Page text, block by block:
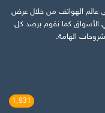
عالم الهواتف من خلال عرض
الأسواق كما نقوم برصد كل
الهامة.
1٬931